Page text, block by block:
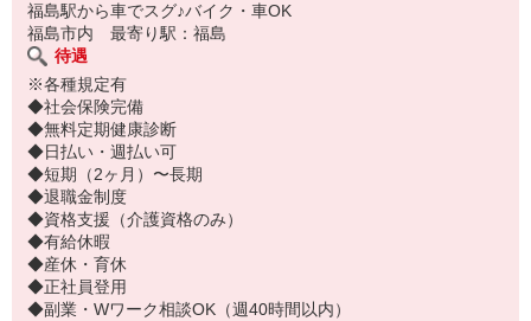
福島駅から車でスグ♪バイク・車OK
福島市内 最寄り駅：福島
待遇
※各種規定有
◆社会保険完備
◆無料定期健康診断
◆日払い・週払い可
◆短期（2ヶ月）〜長期
◆退職金制度
◆資格支援（介護資格のみ）
◆有給休暇
◆産休・育休
◆正社員登用
◆副業・Wワーク相談OK（週40時間以内）